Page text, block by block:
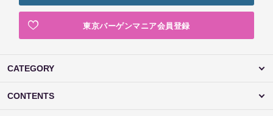
東京バーゲンマニア会員登録
CATEGORY
CONTENTS